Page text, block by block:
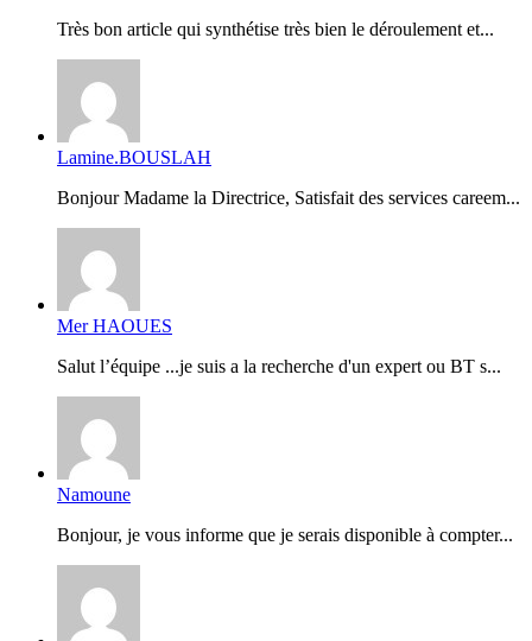
Très bon article qui synthétise très bien le déroulement et...
Lamine.BOUSLAH
Bonjour Madame la Directrice, Satisfait des services careem...
Mer HAOUES
Salut l’équipe ...je suis a la recherche d'un expert ou BT s...
Namoune
Bonjour, je vous informe que je serais disponible à compter...